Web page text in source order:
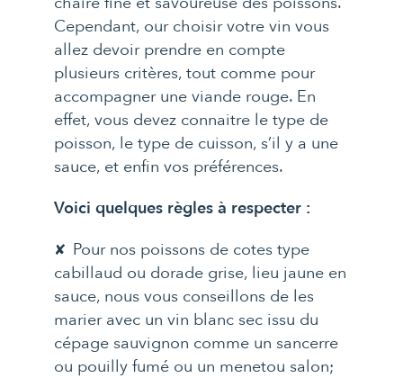
Cependant, our choisir votre vin vous
allez devoir prendre en compte
plusieurs critères, tout comme pour
accompagner une viande rouge. En
effet, vous devez connaitre le type de
poisson, le type de cuisson, s’il y a une
sauce, et enfin vos préférences.
Voici quelques règles à respecter :
Pour nos poissons de cotes type
cabillaud ou dorade grise, lieu jaune en
sauce, nous vous conseillons de les
marier avec un vin blanc sec issu du
cépage sauvignon comme un sancerre
ou pouilly fumé ou un menetou salon;